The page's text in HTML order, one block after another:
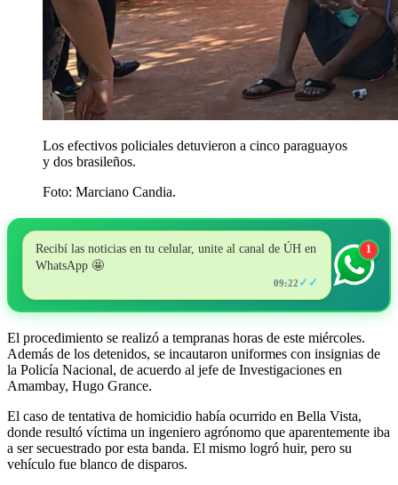
Los efectivos policiales detuvieron a cinco paraguayos
y dos brasileños.
Foto: Marciano Candia.
Recibí las noticias en tu celular, unite al canal de ÚH en
WhatsApp 🤩
09:22 ✓✓
1
El procedimiento se realizó a tempranas horas de este miércoles.
Además de los detenidos, se incautaron uniformes con insignias de
la Policía Nacional, de acuerdo al jefe de Investigaciones en
Amambay, Hugo Grance.
El caso de tentativa de homicidio había ocurrido en Bella Vista,
donde resultó víctima un ingeniero agrónomo que aparentemente iba
a ser secuestrado por esta banda. El mismo logró huir, pero su
vehículo fue blanco de disparos.